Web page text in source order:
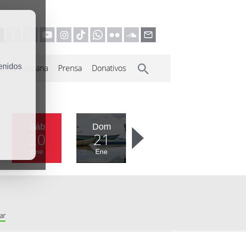
Dominicana Prensa Donativos
Sáb
20
Ene
Dom
21
Ene